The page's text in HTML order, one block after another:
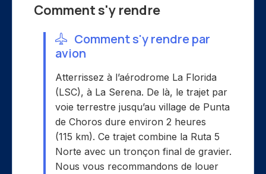
Comment s'y rendre
Comment s'y rendre par
avion
Atterrissez à l’aérodrome La Florida
(LSC), à La Serena. De là, le trajet par
voie terrestre jusqu’au village de Punta
de Choros dure environ 2 heures
(115 km). Ce trajet combine la Ruta 5
Norte avec un tronçon final de gravier.
Nous vous recommandons de louer